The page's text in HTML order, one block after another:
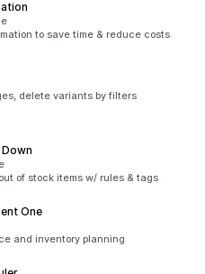
to save time & reduce costs
delete variants by filters
of stock items w/ rules & tags
One
and inventory planning